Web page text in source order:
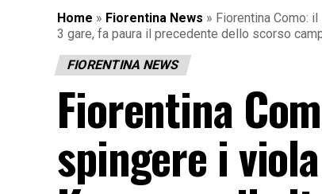
Home » Fiorentina News » Fiorentina Como:
3 gare, fa paura il precedente dello scorso
FIORENTINA NEWS
Fiorentina
spingere i